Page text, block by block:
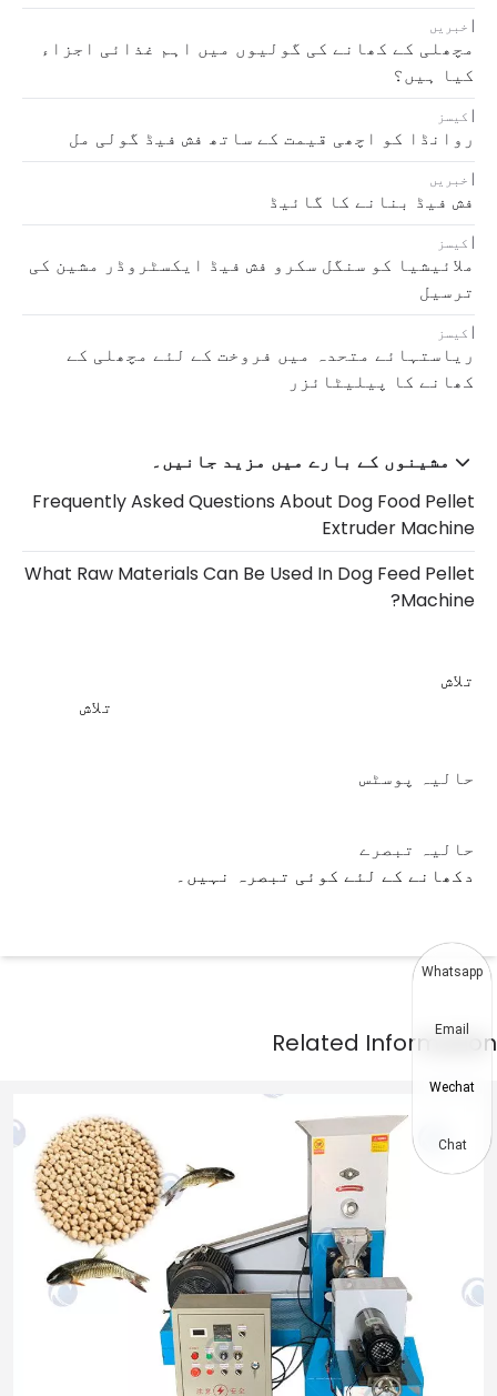
خبریں
مچھلی کے کھانے کی گولیوں میں اہم غذائی اجزاء
کیا ہیں؟
کیسز
روانڈا کو اچھی قیمت کے ساتھ فش فیڈ گولی مل
خبریں
فش فیڈ بنانے کا گائیڈ
کیسز
ملائیشیا کو سنگل سکرو فش فیڈ ایکسٹروڈر مشین کی
ترسیل
کیسز
ریاستہائے متحدہ میں فروخت کے لئے مچھلی کے
کھانے کا پیلیٹائزر
مشینوں کے بارے میں مزید جانیں۔
Frequently Asked Questions About Dog Food Pellet
Extruder Machine
What Raw Materials Can Be Used In Dog Feed Pellet
Machine?
تلاش
تلاش
حالیہ پوسٹس
حالیہ تبصرے
دکھانے کے لئے کوئی تبصرہ نہیں۔
Whatsapp
Email
Wechat
Chat